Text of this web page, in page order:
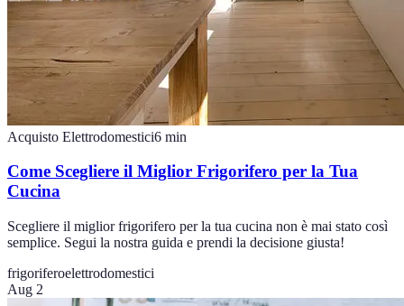
Acquisto Elettrodomestici6 min
Come Scegliere il Miglior Frigorifero per la Tua
Cucina
Scegliere il miglior frigorifero per la tua cucina non è mai stato così
semplice. Segui la nostra guida e prendi la decisione giusta!
frigoriferoelettrodomestici
Aug 2